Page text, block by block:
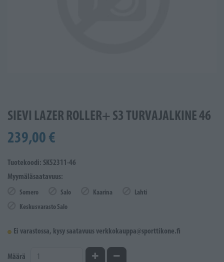
SIEVI LAZER ROLLER+ S3 TURVAJALKINE 46
239,00 €
Tuotekoodi: SK52311-46
Myymäläsaatavuus:
Somero Salo Kaarina
Lahti
Keskusvarasto Salo
Ei varastossa, kysy saatavuus verkkokauppa@sporttikone.fi
Määrä Kasvata määrääVähennä määrää